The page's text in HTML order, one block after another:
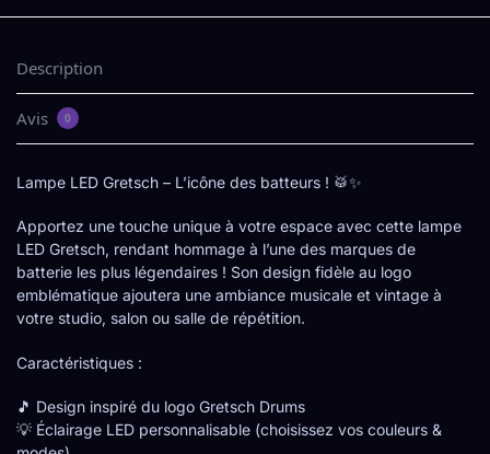
Description
Avis 0
Lampe LED Gretsch – L’icône des batteurs ! 🥁✨
Apportez une touche unique à votre espace avec cette lampe
LED Gretsch, rendant hommage à l’une des marques de
batterie les plus légendaires ! Son design fidèle au logo
emblématique ajoutera une ambiance musicale et vintage à
votre studio, salon ou salle de répétition.
Caractéristiques :
🎵 Design inspiré du logo Gretsch Drums
💡 Éclairage LED personnalisable (choisissez vos couleurs &